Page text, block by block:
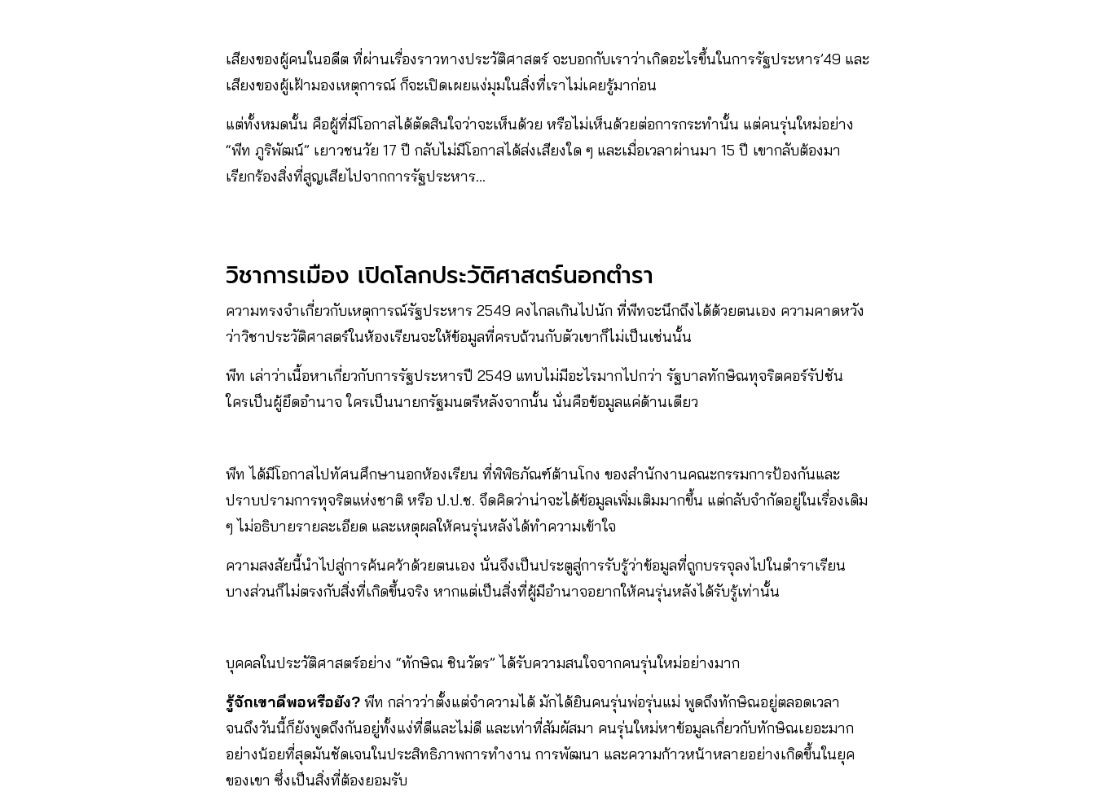
เสียงของผู้คนในอดีต ที่ผ่านเรื่องราวทางประวัติศาสตร์ จะบอกกับเราว่าเกิดอะไรขึ้นในการรัฐประหาร’49 และ
เสียงของผู้เฝ้ามองเหตุการณ์ ก็จะเปิดเผยแง่มุมในสิ่งที่เราไม่เคยรู้มาก่อน
แต่ทั้งหมดนั้น คือผู้ที่มีโอกาสได้ตัดสินใจว่าจะเห็นด้วย หรือไม่เห็นด้วยต่อการกระทำนั้น แต่คนรุ่นใหม่อย่าง
“พีท ภูริพัฒน์” เยาวชนวัย 17 ปี กลับไม่มีโอกาสได้ส่งเสียงใด ๆ และเมื่อเวลาผ่านมา 15 ปี เขากลับต้องมา
เรียกร้องสิ่งที่สูญเสียไปจากการรัฐประหาร…
วิชาการเมือง เปิดโลกประวัติศาสตร์นอกตำรา
ความทรงจำเกี่ยวกับเหตุการณ์รัฐประหาร 2549 คงไกลเกินไปนัก ที่พีทจะนึกถึงได้ด้วยตนเอง ความคาดหวัง
ว่าวิชาประวัติศาสตร์ในห้องเรียนจะให้ข้อมูลที่ครบถ้วนกับตัวเขาก็ไม่เป็นเช่นนั้น
พีท เล่าว่าเนื้อหาเกี่ยวกับการรัฐประหารปี 2549 แทบไม่มีอะไรมากไปกว่า รัฐบาลทักษิณทุจริตคอร์รัปชัน
ใครเป็นผู้ยึดอำนาจ ใครเป็นนายกรัฐมนตรีหลังจากนั้น นั่นคือข้อมูลแค่ด้านเดียว
พีท ได้มีโอกาสไปทัศนศึกษานอกห้องเรียน ที่พิพิธภัณฑ์ต้านโกง ของสำนักงานคณะกรรมการป้องกันและ
ปราบปรามการทุจริตแห่งชาติ หรือ ป.ป.ช. จึดคิดว่าน่าจะได้ข้อมูลเพิ่มเติมมากขึ้น แต่กลับจำกัดอยู่ในเรื่องเดิม
ๆ ไม่อธิบายรายละเอียด และเหตุผลให้คนรุ่นหลังได้ทำความเข้าใจ
ความสงสัยนี้นำไปสู่การค้นคว้าด้วยตนเอง นั่นจึงเป็นประตูสู่การรับรู้ว่าข้อมูลที่ถูกบรรจุลงไปในตำราเรียน
บางส่วนก็ไม่ตรงกับสิ่งที่เกิดขึ้นจริง หากแต่เป็นสิ่งที่ผู้มีอำนาจอยากให้คนรุ่นหลังได้รับรู้เท่านั้น
บุคคลในประวัติศาสตร์อย่าง “ทักษิณ ชินวัตร” ได้รับความสนใจจากคนรุ่นใหม่อย่างมาก
รู้จักเขาดีพอหรือยัง? พีท กล่าวว่าตั้งแต่จำความได้ มักได้ยินคนรุ่นพ่อรุ่นแม่ พูดถึงทักษิณอยู่ตลอดเวลา
จนถึงวันนี้ก็ยังพูดถึงกันอยู่ทั้งแง่ที่ดีและไม่ดี และเท่าที่สัมผัสมา คนรุ่นใหม่หาข้อมูลเกี่ยวกับทักษิณเยอะมาก
อย่างน้อยที่สุดมันชัดเจนในประสิทธิภาพการทำงาน การพัฒนา และความก้าวหน้าหลายอย่างเกิดขึ้นในยุค
ของเขา ซึ่งเป็นสิ่งที่ต้องยอมรับ